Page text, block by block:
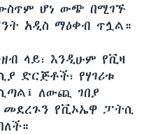
ሆነ ውጭ በሚገኙ
አዲስ ማዕቀብ ጥሏል።
ላይ፣ እንዲሁም የቪዛ
ድርጅቶች፣ የሃገሪቱ
ለውጪ ገበያ
የቪኦኤዋ ፓትሲ